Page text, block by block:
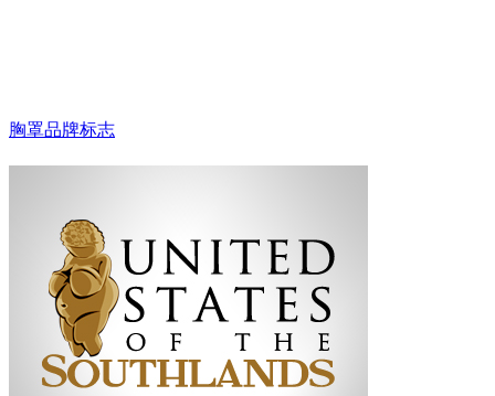
胸罩品牌标志